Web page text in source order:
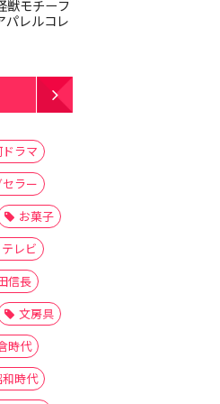
獣モチーフ
パレルコレ
ラマ
ラー
お菓子
テレビ
信長
文房具
時代
時代